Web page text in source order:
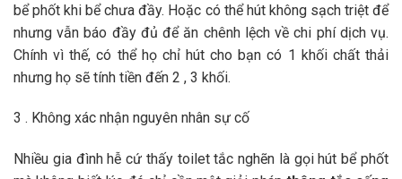
bể phốt khi bể chưa đầy. Hoặc có thể hút không sạch triệt để
nhưng vẫn báo đầy đủ để ăn chênh lệch về chi phí dịch vụ.
Chính vì thế, có thể họ chỉ hút cho bạn có 1 khối chất thải
nhưng họ sẽ tính tiền đến 2 , 3 khối.
3 . Không xác nhận nguyên nhân sự cố
Nhiều gia đình hễ cứ thấy toilet tắc nghẽn là gọi hút bể phốt